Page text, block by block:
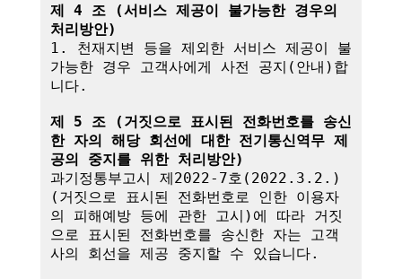
제 4 조 (서비스 제공이 불가능한 경우의
처리방안)
1. 천재지변 등을 제외한 서비스 제공이 불
가능한 경우 고객사에게 사전 공지(안내)합
니다.
제 5 조 (거짓으로 표시된 전화번호를 송신
한 자의 해당 회선에 대한 전기통신역무 제
공의 중지를 위한 처리방안)
과기정통부고시 제2022-7호(2022.3.2.)
(거짓으로 표시된 전화번호로 인한 이용자
의 피해예방 등에 관한 고시)에 따라 거짓
으로 표시된 전화번호를 송신한 자는 고객
사의 회선을 제공 중지할 수 있습니다.